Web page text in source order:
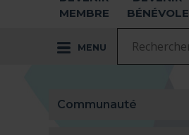
MEMBRE
BÉNÉVOLE
MENU
Communauté